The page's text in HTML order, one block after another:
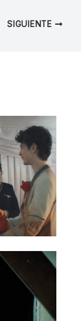
SIGUIENTE